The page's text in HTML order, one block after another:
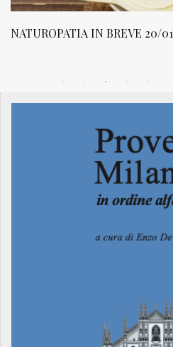
NATUROPATIA IN BREVE 20/01